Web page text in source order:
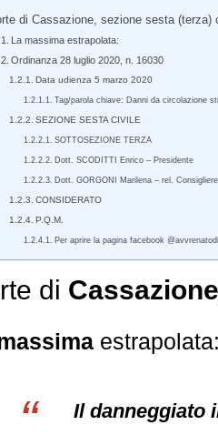
di Cassazione, sezione sesta
La massima estrapolata:
Ordinanza 28 luglio 2020, n. 16030
Data udienza 5 marzo 2020
Tag/parola chiave: Danni da circolazione
SEZIONE SESTA CIVILE
SOTTOSEZIONE TERZA
Dott. SCODITTI Enrico – Presidente
Dott. GORGONI Marilena – rel. Consigliere
CONSIDERATO
P.Q.M.
Per aprire la pagina facebook
di
estrapolata:
Il danneggiato